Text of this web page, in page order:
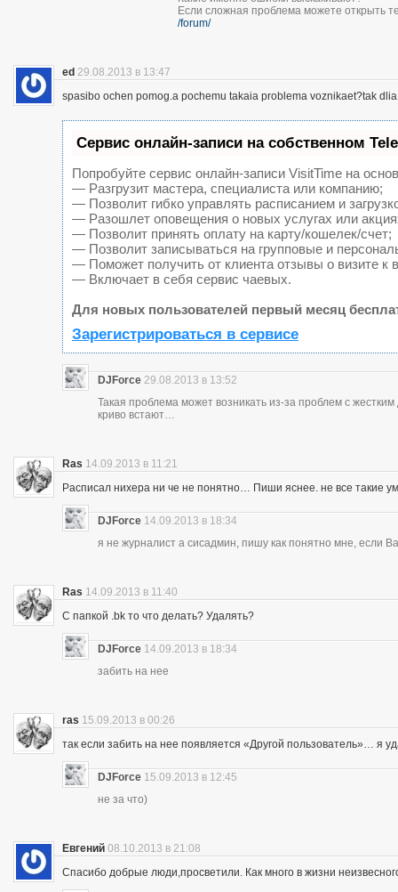
Если сложная проблема можете открыть
/forum/
ed 29.08.2013 в 13:47
spasibo ochen pomog.a pochemu takaia problema voznikaet?tak
Сервис онлайн-записи на собственном
Попробуйте сервис онлайн-записи VisitTime на
— Разгрузит мастера, специалиста или компанию;
— Позволит гибко управлять расписанием и
— Разошлет оповещения о новых услугах или
— Позволит принять оплату на карту/кошелек/счет;
— Позволит записываться на групповые и
— Поможет получить от клиента отзывы о визите к
— Включает в себя сервис чаевых.
Для новых пользователей первый месяц
Зарегистрироваться в сервисе
DJForce 29.08.2013 в 13:52
Такая проблема может возникать из-за проблем с
криво встают…
Ras 14.09.2013 в 11:21
Расписал нихера ни че не понятно… Пиши яснее. не все такие
DJForce 14.09.2013 в 18:34
я не журналист а сисадмин, пишу как понятно мне, если
Ras 14.09.2013 в 11:40
С папкой .bk то что делать? Удалять?
DJForce 14.09.2013 в 18:34
забить на нее
ras 15.09.2013 в 00:26
так если забить на нее появляется «Другой пользователь»… я
DJForce 15.09.2013 в 12:45
не за что)
Евгений 08.10.2013 в 21:08
Спасибо добрые люди,просветили. Как много в жизни